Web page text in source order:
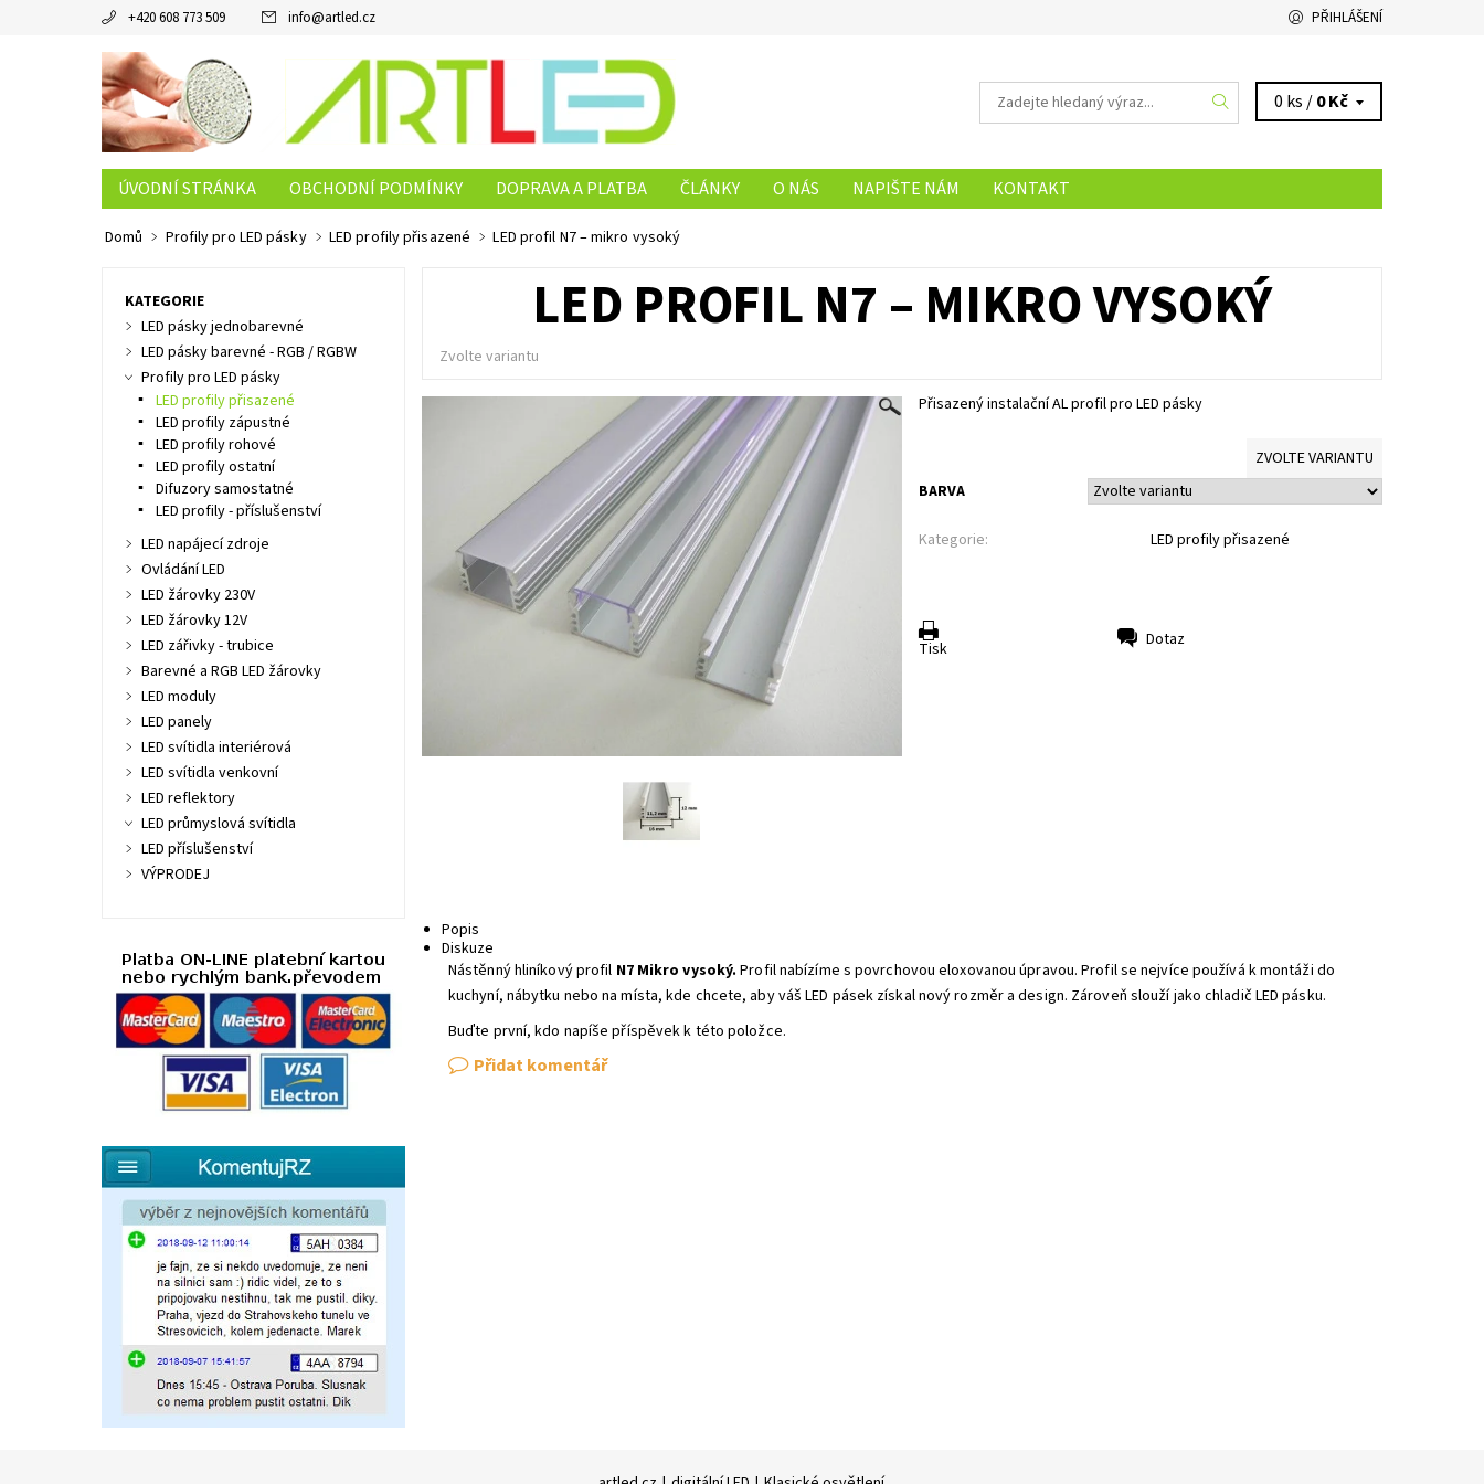
+420 608 773 509 info@artled.cz PŘIHLÁŠENÍ
0 ks /0 Kč
ÚVODNÍ STRÁNKA OBCHODNÍ PODMÍNKY DOPRAVA A PLATBA ČLÁNKY O NÁS NAPIŠTE NÁM KONTAKT
Domů Profily pro LED pásky LED profily přisazené LED profil N7 – mikro vysoký
LED PROFIL N7 – MIKRO VYSOKÝ
Zvolte variantu
Přisazený instalační AL profil pro LED pásky
ZVOLTE VARIANTU
BARVA
Kategorie: LED profily přisazené
Tisk Dotaz
Popis
Diskuze
Nástěnný hliníkový profil N7 Mikro vysoký. Profil nabízíme s povrchovou eloxovanou úpravou. Profil se nejvíce používá k montáži do
kuchyní, nábytku nebo na místa, kde chcete, aby váš LED pásek získal nový rozměr a design. Zároveň slouží jako chladič LED pásku.
Buďte první, kdo napíše příspěvek k této položce.
Přidat komentář
KATEGORIE
LED pásky jednobarevné
LED pásky barevné - RGB / RGBW
Profily pro LED pásky
LED profily přisazené
LED profily zápustné
LED profily rohové
LED profily ostatní
Difuzory samostatné
LED profily - příslušenství
LED napájecí zdroje
Ovládání LED
LED žárovky 230V
LED žárovky 12V
LED zářivky - trubice
Barevné a RGB LED žárovky
LED moduly
LED panely
LED svítidla interiérová
LED svítidla venkovní
LED reflektory
LED průmyslová svítidla
LED příslušenství
VÝPRODEJ